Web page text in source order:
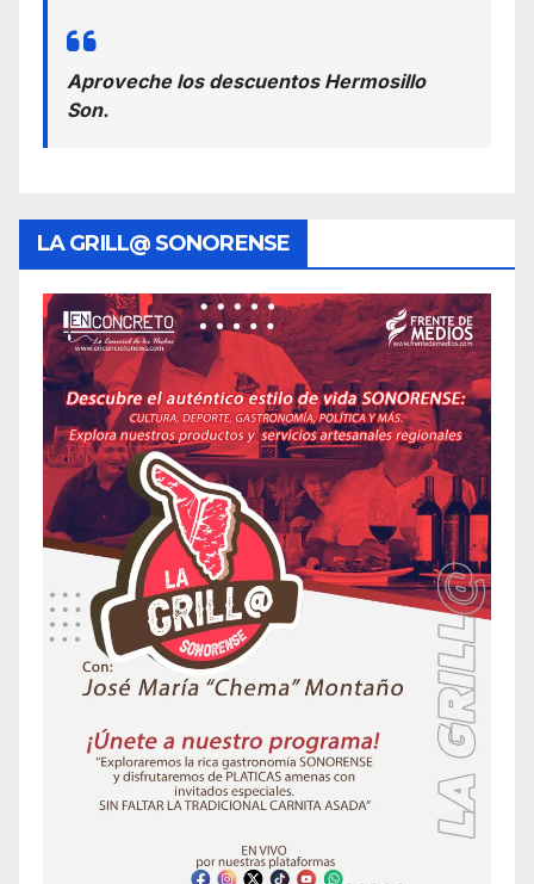
Aproveche los descuentos Hermosillo
Son.
LA GRILL@ SONORENSE